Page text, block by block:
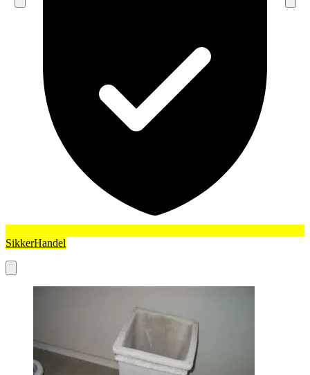
SikkerHandel